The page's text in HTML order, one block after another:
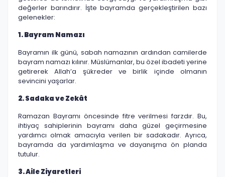
değerler barındırır. İşte bayramda gerçekleştirilen bazı
gelenekler:
1. Bayram Namazı
Bayramın ilk günü, sabah namazının ardından camilerde
bayram namazı kılınır. Müslümanlar, bu özel ibadeti yerine
getirerek Allah’a şükreder ve birlik içinde olmanın
sevincini yaşarlar.
2. Sadaka ve Zekât
Ramazan Bayramı öncesinde fitre verilmesi farzdır. Bu,
ihtiyaç sahiplerinin bayramı daha güzel geçirmesine
yardımcı olmak amacıyla verilen bir sadakadır. Ayrıca,
bayramda da yardımlaşma ve dayanışma ön planda
tutulur.
3. Aile Ziyaretleri